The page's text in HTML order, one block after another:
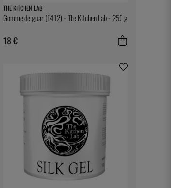
THE KITCHEN LAB
Gomme de guar (E412) - The Kitchen Lab - 250 g
18 €